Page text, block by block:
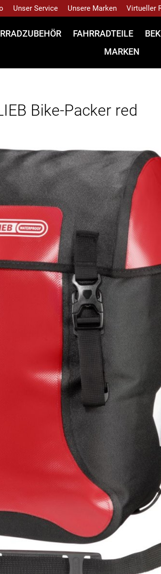
Unser Service Unsere Marken Virtueller
FAHRRADTEILE
MARKEN
Bike-Packer red